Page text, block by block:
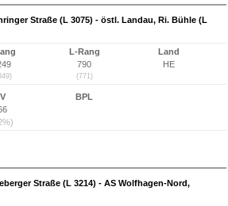
Straße (L 3075) - östl. Landau, Ri. Bühle (L
L-Rang
790
(771)
Land
HE
BPL
Straße (L 3214) - AS Wolfhagen-Nord,